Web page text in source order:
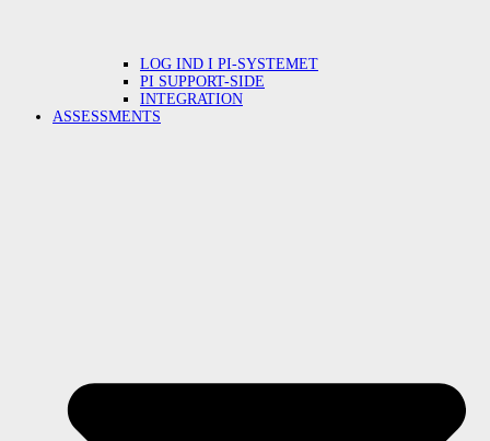
LOG IND I PI-SYSTEMET
PI SUPPORT-SIDE
INTEGRATION
ASSESSMENTS